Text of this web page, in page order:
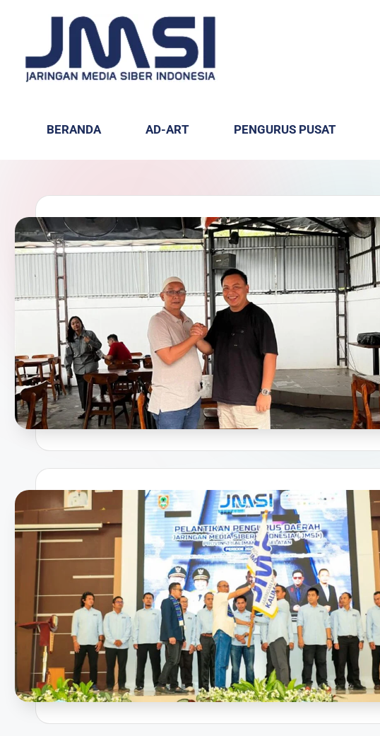
BERANDA AD-ART PENGURUS PUSAT